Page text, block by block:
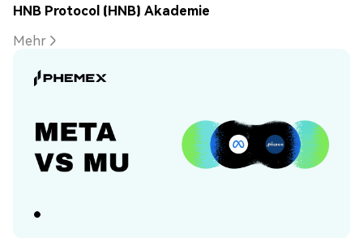
HNB Protocol (HNB) Akademie
Mehr